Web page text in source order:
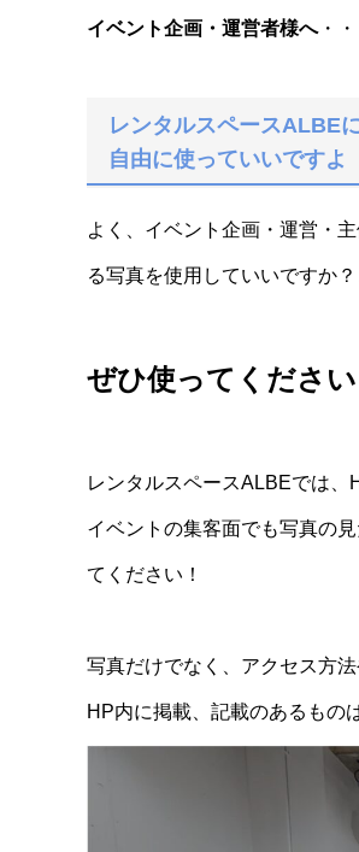
イベント企画・運営者様へ・・
レンタルスペースALBE
自由に使っていいですよ
よく、イベント企画・運営・
る写真を使用していいですか
ぜひ使ってください
レンタルスペースALBEでは、
イベントの集客面でも写真の
てください！
写真だけでなく、アクセス方
HP内に掲載、記載のあるもの